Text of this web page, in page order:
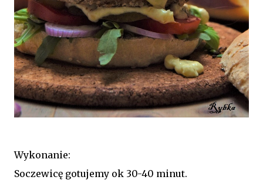
Wykonanie:
Soczewicę gotujemy ok 30-40 minut.